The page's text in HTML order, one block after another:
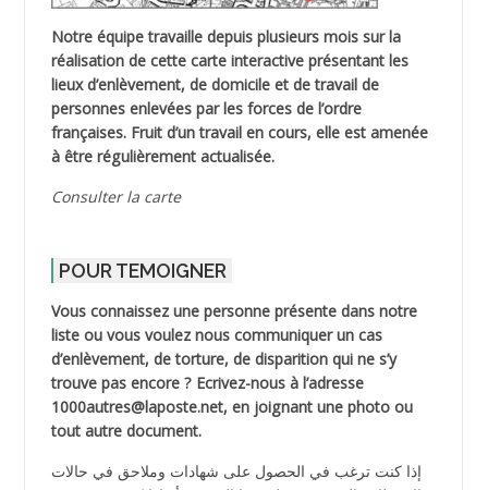
Notre équipe travaille depuis plusieurs mois sur la
réalisation de cette carte interactive présentant les
lieux d’enlèvement, de domicile et de travail de
personnes enlevées par les forces de l’ordre
françaises. Fruit d’un travail en cours, elle est amenée
à être régulièrement actualisée.
Consulter la carte
POUR TEMOIGNER
Vous connaissez une personne présente dans notre
liste ou vous voulez nous communiquer un cas
d’enlèvement, de torture, de disparition qui ne s’y
trouve pas encore ? Ecrivez-nous à l’adresse
1000autres@laposte.net, en joignant une photo ou
tout autre document.
إذا كنت ترغب في الحصول على شهادات وملاحق في حالات